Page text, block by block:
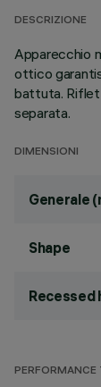
DESCRIZIONE
Apparecchio
ottico
battuta.
separata.
DIMENSIONI
Generale
Shape
Recessed
PERFORMANCE